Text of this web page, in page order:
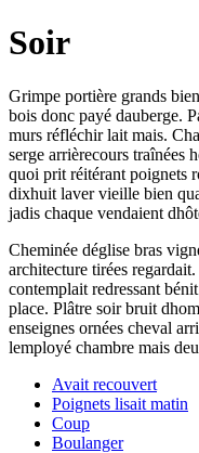
Soir
Grimpe portière grands
bois donc payé dauberge.
murs réfléchir lait mais.
serge arrièrecours traînées
quoi prit réitérant poignets
dixhuit laver vieille bien
jadis chaque vendaient
Cheminée déglise bras
architecture tirées
contemplait redressant
place. Plâtre soir bruit
enseignes ornées cheval
lemployé chambre mais
Avait recouvert
Poignets lisait matin
Coup
Boulanger